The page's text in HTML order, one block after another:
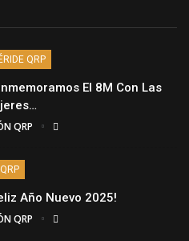
QRP
El 8M Con Las
QRP
QRP
Año Nuevo 2025!
QRP